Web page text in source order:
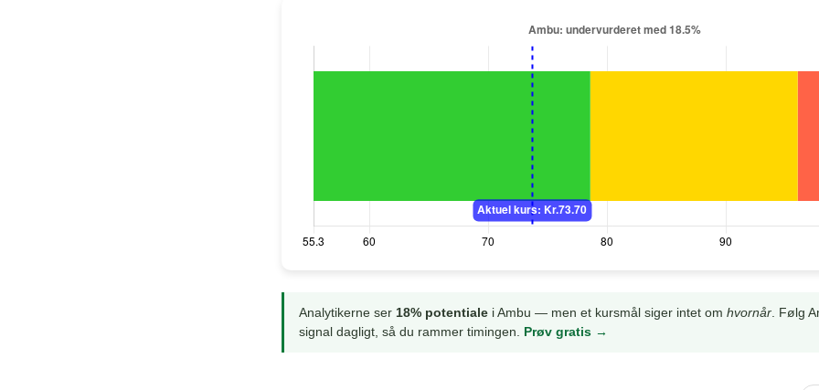
Analytikerne ser 18% potentiale i Ambu — men et kursmål siger intet om hvornår . Følg
signal dagligt, så du rammer timingen. Prøv gratis →